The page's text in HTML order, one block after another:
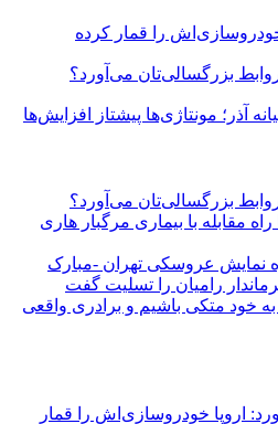
را قمار کرده
بزرگسالی‌تان می‌آورد؟
آذر؛ مونتاژی‌ها پیشتاز افزایش‌ها
بزرگسالی‌تان می‌آورد؟
مقابله با بیماری مرگبار هاری
نمایش عروسکی تهران -مبارک
رامیان را تسلیت گفت
خود متکی باشیم و برادری واقعی
اروپا خودروسازی‌اش را قمار